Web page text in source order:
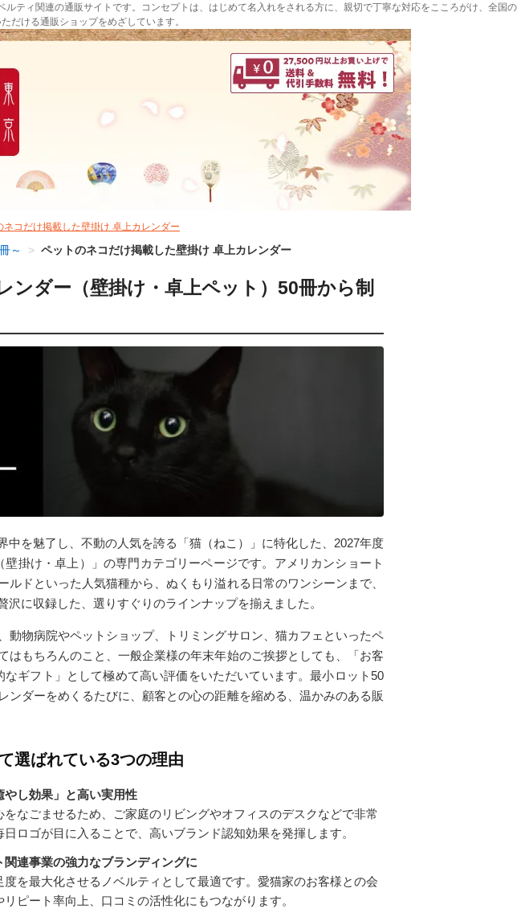
ティ関連の通販サイトです。コンセプトは、はじめて名入れをされる方に、親切で丁寧な対応をこころがけ、全国の
だける通販ショップをめざしています。
ネコだけ掲載した壁掛け 卓上カレンダー
～ > ペットのネコだけ掲載した壁掛け 卓上カレンダー
ンダー（壁掛け・卓上ペット）50冊から制
中を魅了し、不動の人気を誇る「猫（ねこ）」に特化した、2027年度
掛け・卓上）」の専門カテゴリーページです。アメリカンショート
ドといった人気猫種から、ぬくもり溢れる日常のワンシーンまで、
に収録した、選りすぐりのラインナップを揃えました。
動物病院やペットショップ、トリミングサロン、猫カフェといったペ
はもちろんのこと、一般企業様の年末年始のご挨拶としても、「お客
ギフト」として極めて高い評価をいただいています。最小ロット50
ンダーをめくるたびに、顧客との心の距離を縮める、温かみのある販
選ばれている3つの理由
し効果」と高い実用性
なごませるため、ご家庭のリビングやオフィスのデスクなどで非常
ロゴが目に入ることで、高いブランド認知効果を発揮します。
連事業の強力なブランディングに
を最大化させるノベルティとして最適です。愛猫家のお客様との会
ピート率向上、口コミの活性化にもつながります。